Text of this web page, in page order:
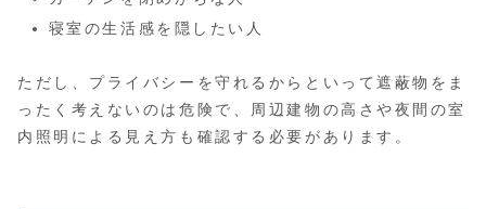
寝室の生活感を隠したい人
ただし、プライバシーを守れるからといって遮蔽物をま
ったく考えないのは危険で、周辺建物の高さや夜間の室
内照明による見え方も確認する必要があります。